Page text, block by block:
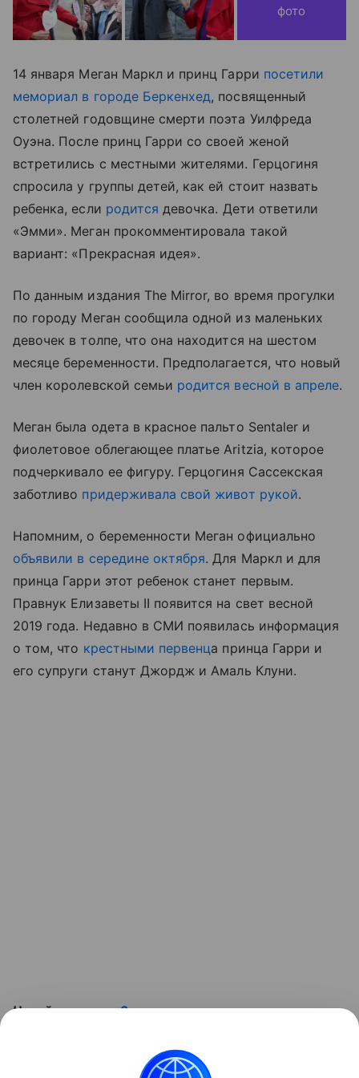
фото
14 января Меган Маркл и принц Гарри посетили
мемориал в городе Беркенхед, посвященный
столетней годовщине смерти поэта Уилфреда
Оуэна. После принц Гарри со своей женой
встретились с местными жителями. Герцогиня
спросила у группы детей, как ей стоит назвать
ребенка, если родится девочка. Дети ответили
«Эмми». Меган прокомментировала такой
вариант: «Прекрасная идея».
По данным издания The Mirror, во время прогулки
по городу Меган сообщила одной из маленьких
девочек в толпе, что она находится на шестом
месяце беременности. Предполагается, что новый
член королевской семьи родится весной в апреле.
Меган была одета в красное пальто Sentaler и
фиолетовое облегающее платье Aritzia, которое
подчеркивало ее фигуру. Герцогиня Сассекская
заботливо придерживала свой живот рукой.
Напомним, о беременности Меган официально
объявили в середине октября. Для Маркл и для
принца Гарри этот ребенок станет первым.
Правнук Елизаветы II появится на свет весной
2019 года. Недавно в СМИ появилась информация
о том, что крестными первенца принца Гарри и
его супруги станут Джордж и Амаль Клуни.
Читайте также:Звезды, которые станут
Фото: Legion-media.ru